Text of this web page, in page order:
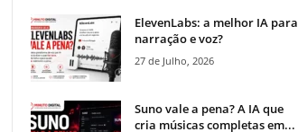
ElevenLabs: a melhor IA para
narração e voz?
27 de Julho, 2026
Suno vale a pena? A IA que
cria músicas completas em...